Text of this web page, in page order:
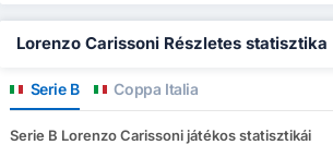
Lorenzo Carissoni Részletes statisztika
Serie B Coppa Italia
Serie B Lorenzo Carissoni játékos statisztikái